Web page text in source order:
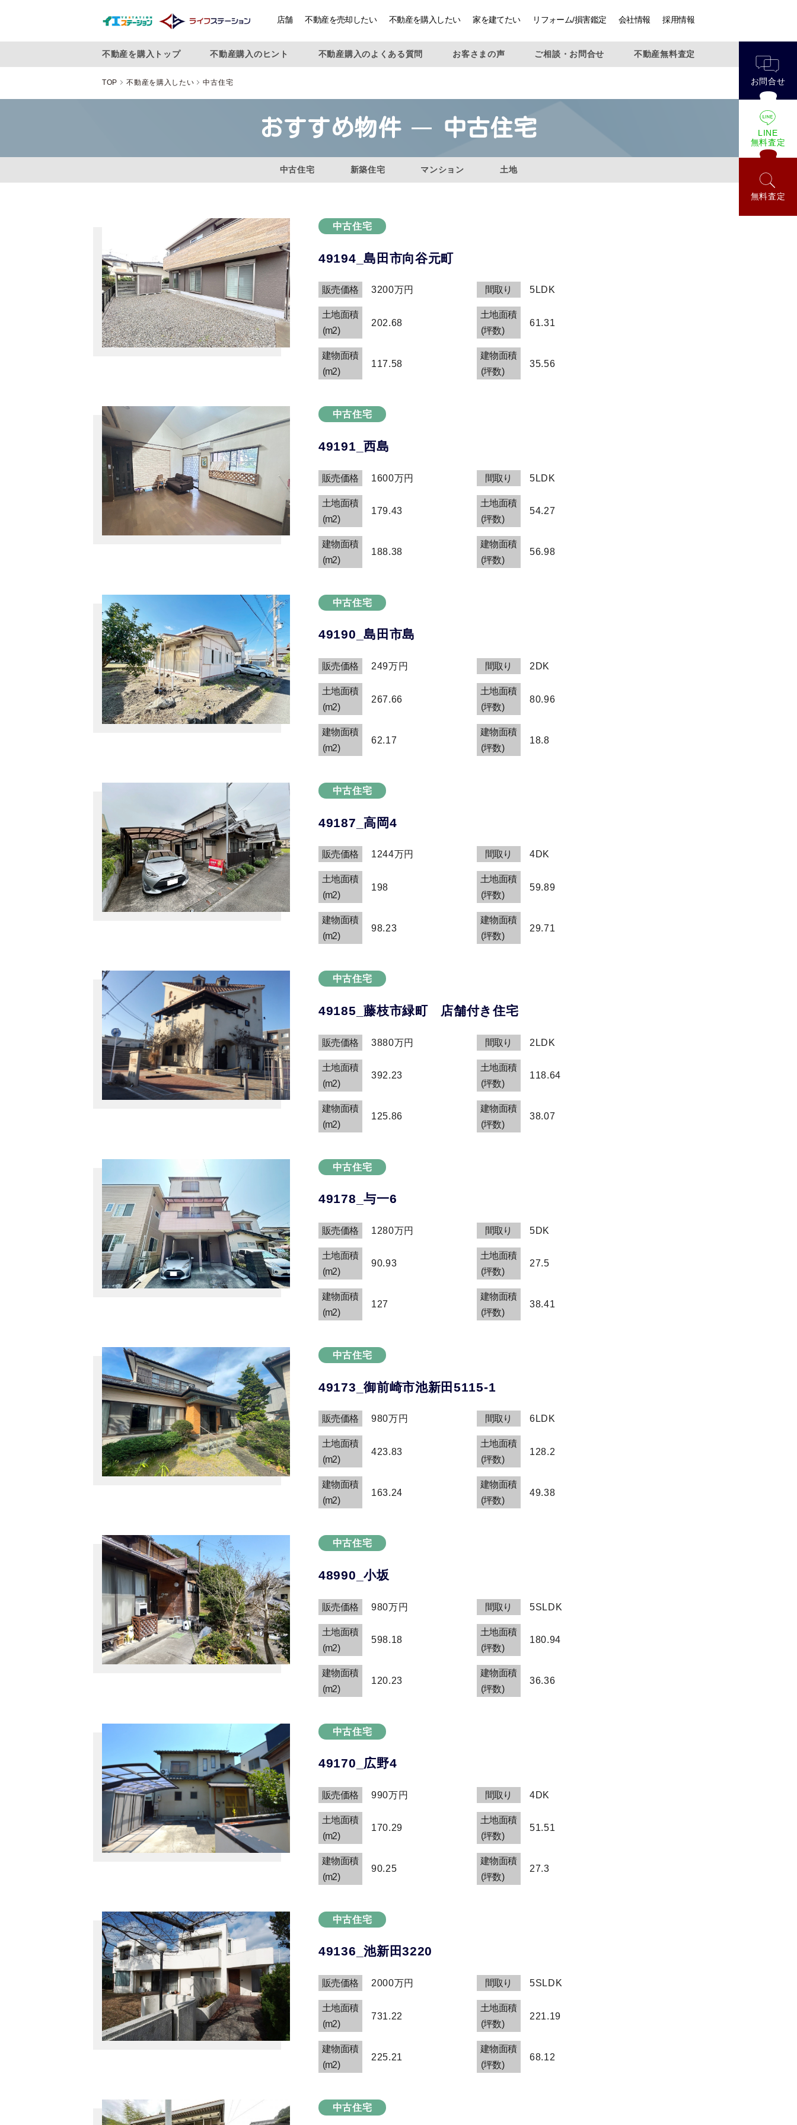
店舗 不動産を売却したい 不動産を購入したい 家を建てたい リフォーム/損害鑑定 会社情報 採用情報
お問合せ
LINE
無料査定
無料査定
不動産を購入トップ 不動産購入のヒント 不動産購入のよくある質問 お客さまの声 ご相談・お問合せ 不動産無料査定
TOP 不動産を購入したい 中古住宅
おすすめ物件 中古住宅
中古住宅 新築住宅 マンション 土地
中古住宅
49194_島田市向谷元町
販売価格 3200万円 間取り 5LDK
土地面積
(m2)
202.68
土地面積
(坪数)
61.31
建物面積
(m2)
117.58
建物面積
(坪数)
35.56
中古住宅
49191_西島
販売価格 1600万円 間取り 5LDK
土地面積
(m2)
179.43
土地面積
(坪数)
54.27
建物面積
(m2)
188.38
建物面積
(坪数)
56.98
中古住宅
49190_島田市島
販売価格 249万円 間取り 2DK
土地面積
(m2)
267.66
土地面積
(坪数)
80.96
建物面積
(m2)
62.17
建物面積
(坪数)
18.8
中古住宅
49187_高岡4
販売価格 1244万円 間取り 4DK
土地面積
(m2)
198
土地面積
(坪数)
59.89
建物面積
(m2)
98.23
建物面積
(坪数)
29.71
中古住宅
49185_藤枝市緑町 店舗付き住宅
販売価格 3880万円 間取り 2LDK
土地面積
(m2)
392.23
土地面積
(坪数)
118.64
建物面積
(m2)
125.86
建物面積
(坪数)
38.07
中古住宅
49178_与一6
販売価格 1280万円 間取り 5DK
土地面積
(m2)
90.93
土地面積
(坪数)
27.5
建物面積
(m2)
127
建物面積
(坪数)
38.41
中古住宅
49173_御前崎市池新田5115-1
販売価格 980万円 間取り 6LDK
土地面積
(m2)
423.83
土地面積
(坪数)
128.2
建物面積
(m2)
163.24
建物面積
(坪数)
49.38
中古住宅
48990_小坂
販売価格 980万円 間取り 5SLDK
土地面積
(m2)
598.18
土地面積
(坪数)
180.94
建物面積
(m2)
120.23
建物面積
(坪数)
36.36
中古住宅
49170_広野4
販売価格 990万円 間取り 4DK
土地面積
(m2)
170.29
土地面積
(坪数)
51.51
建物面積
(m2)
90.25
建物面積
(坪数)
27.3
中古住宅
49136_池新田3220
販売価格 2000万円 間取り 5SLDK
土地面積
(m2)
731.22
土地面積
(坪数)
221.19
建物面積
(m2)
225.21
建物面積
(坪数)
68.12
中古住宅